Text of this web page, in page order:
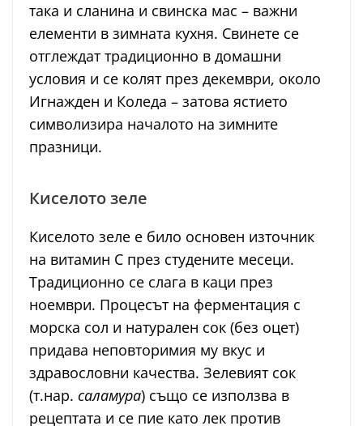
така и сланина и свинска мас – важни
елементи в зимната кухня. Свинете се
отглеждат традиционно в домашни
условия и се колят през декември, около
Игнажден и Коледа – затова ястието
символизира началото на зимните
празници.
Киселото зеле
Киселото зеле е било основен източник
на витамин C през студените месеци.
Традиционно се слага в каци през
ноември. Процесът на ферментация с
морска сол и натурален сок (без оцет)
придава неповторимия му вкус и
здравословни качества. Зелевият сок
(т.нар. саламура) също се използва в
рецептата и се пие като лек против